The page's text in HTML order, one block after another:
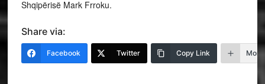
Shqipërisë Mark Frroku.
Share via:
Facebook Twitter Copy Link More